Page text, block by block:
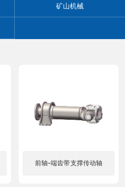
矿山机械
前轴-端齿带支撑传动轴